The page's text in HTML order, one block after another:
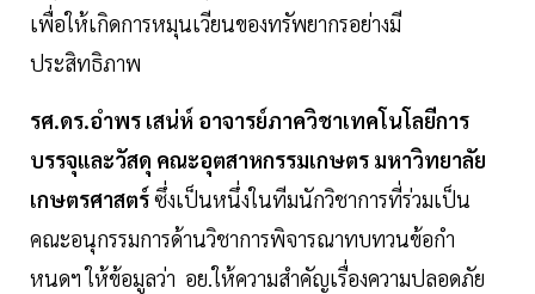
เพื่อให้เกิดการหมุนเวียนของทรัพยากรอย่างมี
ประสิทธิภาพ
รศ.ดร.อำพร เสน่ห์ อาจารย์ภาควิชาเทคโนโลยีการ
บรรจุและวัสดุ คณะอุตสาหกรรมเกษตร มหาวิทยาลัย
เกษตรศาสตร์ซึ่งเป็นหนึ่งในทีมนักวิชาการที่ร่วมเป็น
คณะอนุกรรมการด้านวิชาการพิจารณาทบทวนข้อกำ
หนดฯ ให้ข้อมูลว่า อย.ให้ความสำคัญเรื่องความปลอดภัย